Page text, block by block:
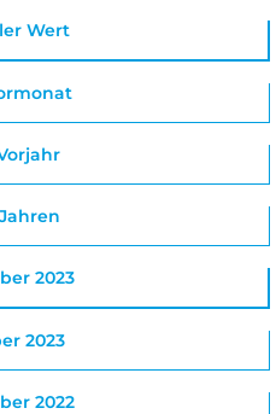
Wert
2023
2023
2022